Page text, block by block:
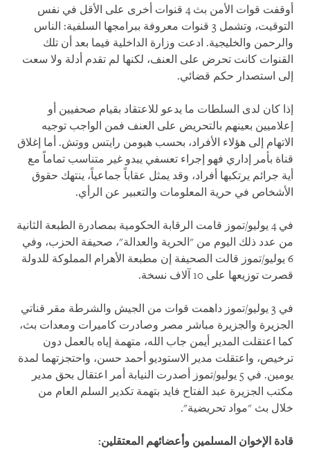
أوقفت قوات الأمن بث 4 قنوات أخرى على الأقل في نفس
التوقيت، وتشمل 3 قنوات معروفة ببرامجها السلفية: الناس
والرحمن والخليجية. ادعت وزارة الداخلية فيما بعد أن تلك
القنوات كانت تحرض على العنف، لكنها لم تقدم أدلة ولا سعت
إلى استصدار حكم قضائي.
إذا كان لدى السلطات ما يدعو للاعتقاد بقيام صحفيين أو
إعلاميين بعينهم بالتحريض على العنف فمن الواجب توجيه
الاتهام إلى هؤلاء الأفراد، بحسب هيومن رايتس ووتش. أما إغلاق
قناة بأمر إداري فهو إجراء تعسفي يبدو غير متناسب تماماً مع
أية جرائم يرتكبها أفراد، وقد يمثل عقاباً جماعياً، ينتهك حقوق
الأشخاص في حرية المعلومات والتعبير عن الرأي.
في 4 يوليو/تموز قامت الرقابة الحكومية بمصادرة الطبعة الثانية
من عدد ذلك اليوم من "الحرية والعدالة"، صحيفة الحزب، وفي
6 يوليو/تموز قالت الصحيفة إن مطبعة الأهرام المملوكة للدولة
قصرت توزيعها على 10 آلاف نسخة.
في 3 يوليو/تموز داهمت قوات من الجيش والشرطة مقر قناتي
الجزيرة والجزيرة مباشر مصر وصادرت كاميرات ومعدات بث،
كما اعتقلت المدير أيمن جاب الله، متهمة إياه بالعمل دون
ترخيص، واعتقلت مدير الاستوديو أحمد حسن، واحتجزتهما لمدة
يومين. في 5 يوليو/تموز أصدرت النيابة أمر اعتقال بحق مدير
مكتب الجزيرة عبد الفتاح فايد بتهمة تكدير السلم العام من
خلال بث "مواد تحريضية".
قادة الإخوان المسلمين وأعضائهم المعتقلين: